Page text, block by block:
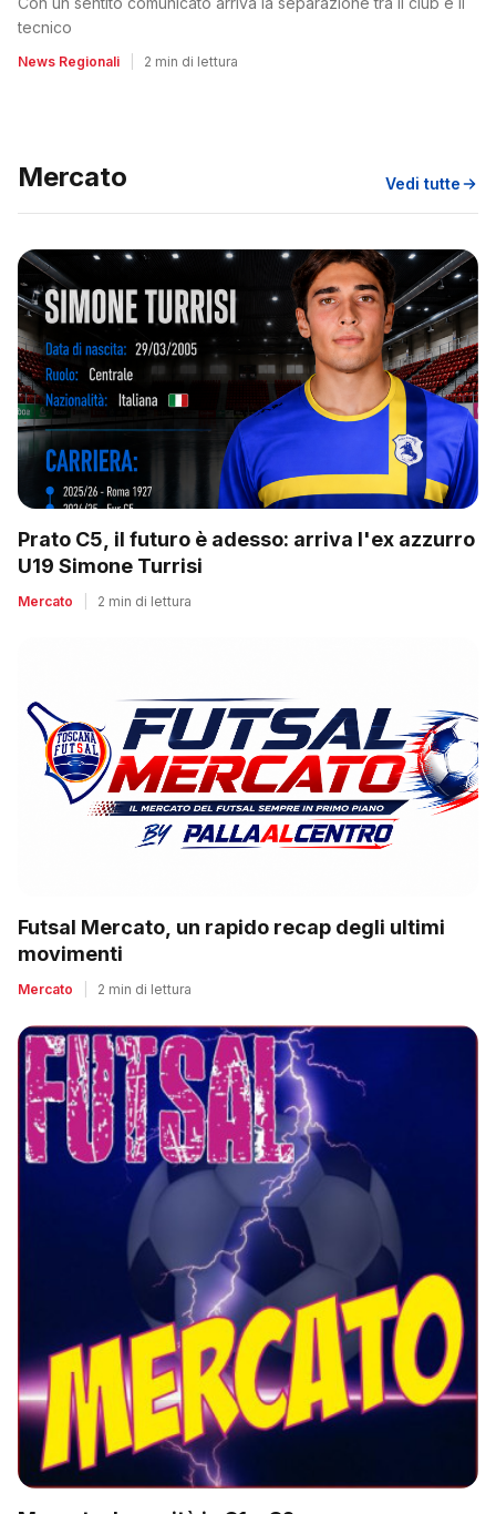
tecnico
News Regionali 2 min di lettura
Mercato Vedi tutte
Prato C5, il futuro è adesso: arriva l'ex azzurro
U19 Simone Turrisi
Mercato 2 min di lettura
Futsal Mercato, un rapido recap degli ultimi
movimenti
Mercato 2 min di lettura